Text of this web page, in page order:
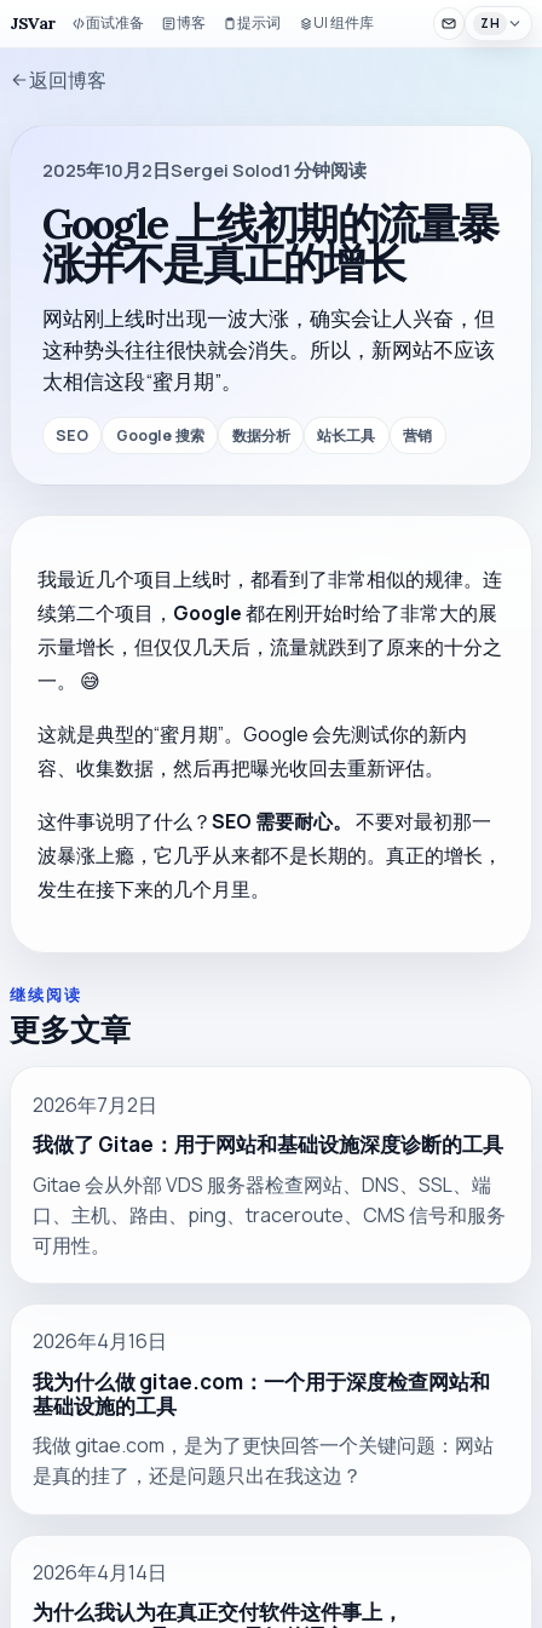
JSVar 面试准备 博客 提示词 UI 组件库 ZH
返回博客
2025年10月2日Sergei Solod1 分钟阅读
Google 上线初期的流量暴
涨并不是真正的增长
网站刚上线时出现一波大涨，确实会让人兴奋，但
这种势头往往很快就会消失。所以，新网站不应该
太相信这段“蜜月期”。
SEO Google 搜索 数据分析 站长工具 营销
我最近几个项目上线时，都看到了非常相似的规律。连
续第二个项目， Google都在刚开始时给了非常大的展
示量增长，但仅仅几天后，流量就跌到了原来的十分之
一。 😅
这就是典型的“蜜月期”。Google 会先测试你的新内
容、收集数据，然后再把曝光收回去重新评估。
这件事说明了什么？SEO 需要耐心。 不要对最初那一
波暴涨上瘾，它几乎从来都不是长期的。真正的增长，
发生在接下来的几个月里。
继续阅读
更多文章
2026年7月2日
我做了 Gitae：用于网站和基础设施深度诊断的工具
Gitae 会从外部 VDS 服务器检查网站、DNS、SSL、端
口、主机、路由、ping、traceroute、CMS 信号和服务
可用性。
2026年4月16日
我为什么做 gitae.com：一个用于深度检查网站和
基础设施的工具
我做 gitae.com，是为了更快回答一个关键问题：网站
是真的挂了，还是问题只出在我这边？
2026年4月14日
为什么我认为在真正交付软件这件事上，